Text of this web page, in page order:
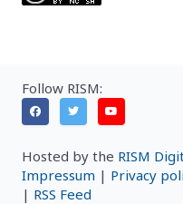
Follow RISM:
Hosted by the RISM
Impressum | Privacy
| RSS Feed